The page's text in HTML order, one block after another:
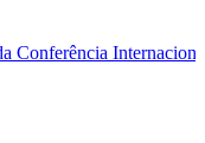
de Física de